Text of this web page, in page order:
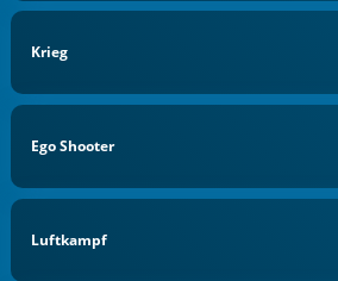
Krieg
Ego Shooter
Luftkampf